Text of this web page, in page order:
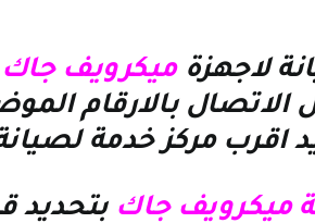
لاجهزة ميكرويف جاك
الاتصال بالارقام
اقرب مركز خدمة
ميكرويف جاك بتحديد